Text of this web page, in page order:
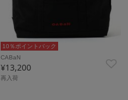
10％ポイントバック
CABaN
¥13,200
再入荷